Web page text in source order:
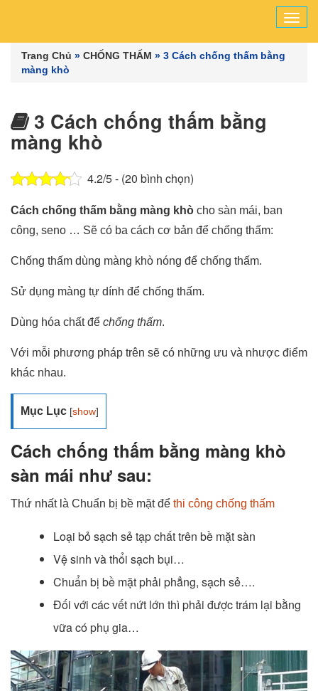
Trang Chủ » CHỐNG THẤM » 3 Cách chống thấm bằng
màng khò
3 Cách chống thấm bằng
màng khò
4.2/5 - (20 bình chọn)
Cách chống thấm bằng màng khò cho sàn mái, ban
công, seno … Sẽ có ba cách cơ bản để chống thấm:
Chống thấm dùng màng khò nóng để chống thấm.
Sử dụng màng tự dính để chống thấm.
Dùng hóa chất để chống thấm.
Với mỗi phương pháp trên sẽ có những ưu và nhược điểm
khác nhau.
Mục Lục [show]
Cách chống thấm bằng màng khò
sàn mái như sau:
Thứ nhất là Chuẩn bị bề mặt để thi công chống thấm
Loại bỏ sạch sẻ tạp chất trên bề mặt sàn
Vệ sinh và thổi sạch bụi…
Chuẩn bị bề mặt phải phẳng, sạch sẻ….
Đối với các vết nứt lớn thì phải được trám lại bằng
vữa có phụ gia…